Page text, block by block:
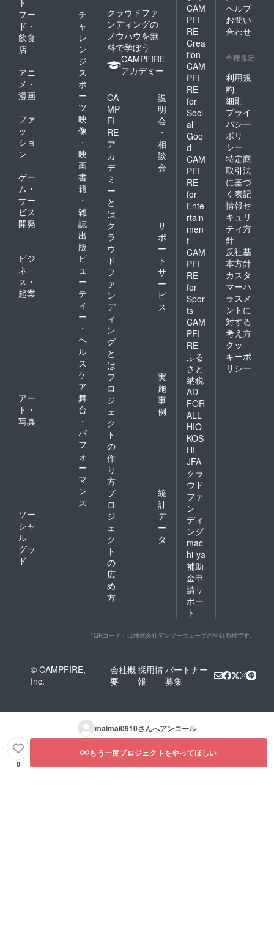
ト
フー
ド・
飲食
店
チ
ャ
レ
ン
ジ
アニ
メ・
漫画
ス
ポ
ー
ツ
ファ
ッ
ショ
ン
映
像
・
映
画
ゲー
ム・
サー
ビス
開発
書
籍
・
雑
誌
出
版
ビジ
ネ
ス・
起業
ビ
ュ
ー
テ
ィ
ー
・
ヘ
ル
ス
ケ
ア
アー
ト・
写真
舞
台
・
パ
フ
ォ
ー
マ
ン
ス
ソー
シャ
ル
グッ
ド
クラウドファ
ンディングの
ノウハウを無
料で学ぼう
CAMPFIRE
アカデミー
CA
MP
FI
RE
ア
カ
デ
ミ
ー
と
は
説
明
会
・
相
談
会
ク
ラ
ウ
ド
フ
ァ
ン
デ
ィ
ン
グ
と
は
サ
ポ
ー
ト
サ
ー
ビ
ス
プ
ロ
ジ
ェ
ク
ト
の
作
り
方
実
施
事
例
プ
ロ
ジ
ェ
ク
ト
の
広
め
方
統
計
デ
ー
タ
CAM
PFI
RE
Crea
tion
CAM
PFI
RE
for
Soci
al
Goo
d
CAM
PFI
RE
for
Ente
rtain
men
t
CAM
PFI
RE
for
Spor
ts
CAM
PFI
RE
ふる
さと
納税
AD
FOR
ALL
HIO
KOS
HI
JFA
クラ
ウド
ファ
ン
ディ
ング
mac
hi-ya
補助
金申
請サ
ポー
ト
ヘルプ
お問い
合わせ
各種規定
利用規
約
細則
プライ
バシー
ポリ
シー
特定商
取引法
に基づ
く表記
情報セ
キュリ
ティ方
針
反社基
本方針
カスタ
マーハ
ラスメ
ントに
対する
考え方
クッ
キーポ
リシー
「QRコード」は株式会社デンソーウェーブの登録商標です。
© CAMPFIRE,
Inc.
会社概
要
採用情
報
パートナー
募集
maimai0910さんへアンコール
0
もう一度プロジェクトをやってほしい